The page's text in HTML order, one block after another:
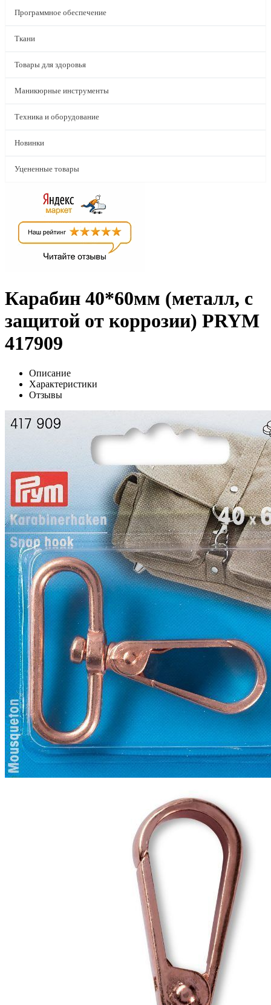
Программное обеспечение
Ткани
Товары для здоровья
Маникюрные инструменты
Техника и оборудование
Новинки
Уцененные товары
Карабин 40*60мм (металл, с
защитой от коррозии) PRYM
417909
Описание
Характеристики
Отзывы